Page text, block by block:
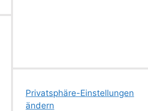
Privatsphäre-Einstellungen
ändern